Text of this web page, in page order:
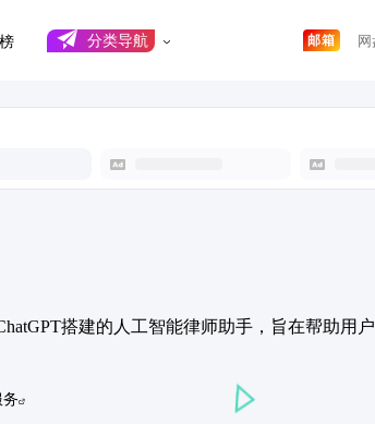
分类导航 邮箱 网
搭建的人工智能律师助手，旨在帮助用